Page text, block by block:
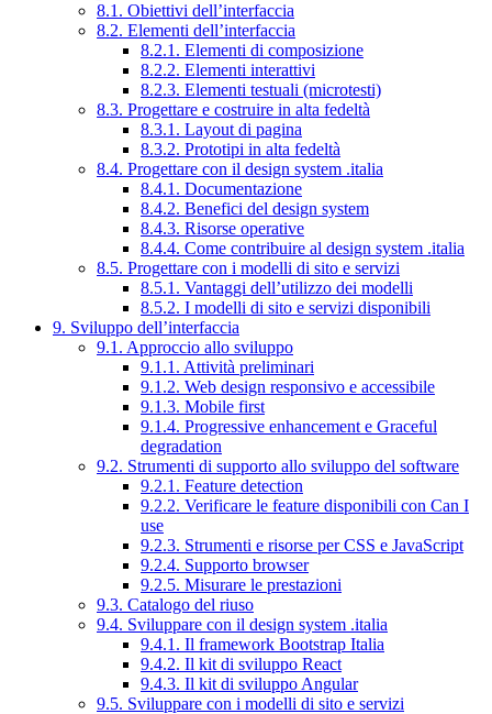
8.1. Obiettivi dell’interfaccia
8.2. Elementi dell’interfaccia
8.2.1. Elementi di composizione
8.2.2. Elementi interattivi
8.2.3. Elementi testuali (microtesti)
8.3. Progettare e costruire in alta fedeltà
8.3.1. Layout di pagina
8.3.2. Prototipi in alta fedeltà
8.4. Progettare con il design system .italia
8.4.1. Documentazione
8.4.2. Benefici del design system
8.4.3. Risorse operative
8.4.4. Come contribuire al design system .italia
8.5. Progettare con i modelli di sito e servizi
8.5.1. Vantaggi dell’utilizzo dei modelli
8.5.2. I modelli di sito e servizi disponibili
9. Sviluppo dell’interfaccia
9.1. Approccio allo sviluppo
9.1.1. Attività preliminari
9.1.2. Web design responsivo e accessibile
9.1.3. Mobile first
9.1.4. Progressive enhancement e Graceful
degradation
9.2. Strumenti di supporto allo sviluppo del software
9.2.1. Feature detection
9.2.2. Verificare le feature disponibili con Can I
use
9.2.3. Strumenti e risorse per CSS e JavaScript
9.2.4. Supporto browser
9.2.5. Misurare le prestazioni
9.3. Catalogo del riuso
9.4. Sviluppare con il design system .italia
9.4.1. Il framework Bootstrap Italia
9.4.2. Il kit di sviluppo React
9.4.3. Il kit di sviluppo Angular
9.5. Sviluppare con i modelli di sito e servizi